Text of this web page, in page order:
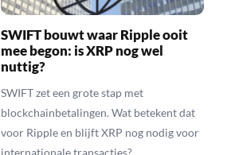
SWIFT bouwt waar Ripple ooit
mee begon: is XRP nog wel
nuttig?
SWIFT zet een grote stap met
blockchainbetalingen. Wat betekent dat
voor Ripple en blijft XRP nog nodig voor
internationale transacties?